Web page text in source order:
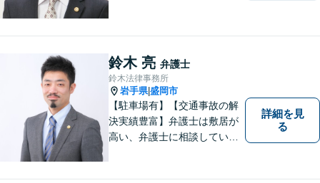
鈴木 亮 弁護士
鈴木法律事務所
岩手県|盛岡市
【駐車場有】【交通事故の解
決実績豊富】弁護士は敷居が
高い、弁護士に相談していい
詳細を見
る